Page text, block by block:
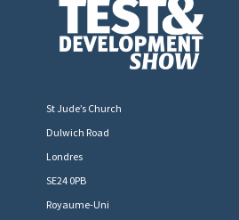
St Jude’s Church
Dulwich Road
Londres
SE24 0PB
Royaume-Uni